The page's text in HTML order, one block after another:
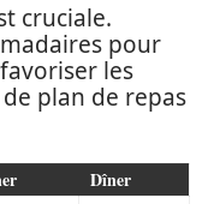
cruciale.
pour
les
plan de repas
Dîner